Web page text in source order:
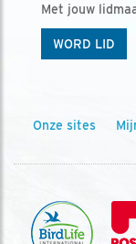
Met jouw
WORD LID
Onze sites